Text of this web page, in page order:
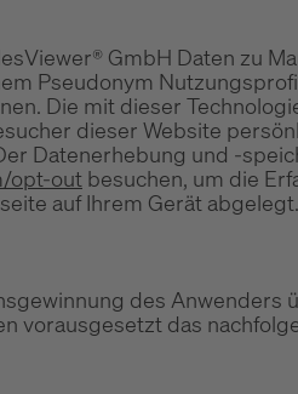
GmbH Daten zu
Pseudonym
Die mit dieser
dieser Website
Datenerhebung und -
opt-out besuchen, um die
auf Ihrem Gerät
des Anwenders
vorausgesetzt das